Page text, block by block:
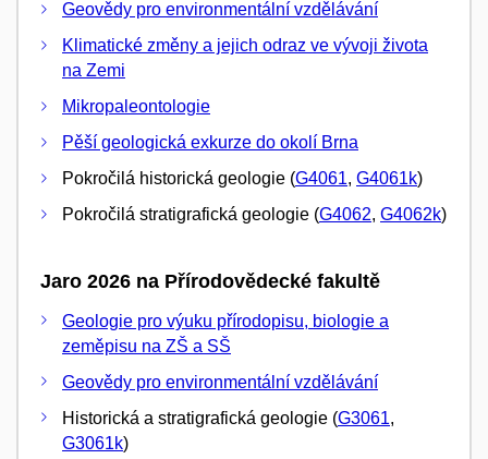
Geovědy pro environmentální vzdělávání
Klimatické změny a jejich odraz ve vývoji života
na Zemi
Mikropaleontologie
Pěší geologická exkurze do okolí Brna
Pokročilá historická geologie (G4061, G4061k)
Pokročilá stratigrafická geologie (G4062, G4062k)
Jaro 2026 na Přírodovědecké fakultě
Geologie pro výuku přírodopisu, biologie a
zeměpisu na ZŠ a SŠ
Geovědy pro environmentální vzdělávání
Historická a stratigrafická geologie (G3061,
G3061k)